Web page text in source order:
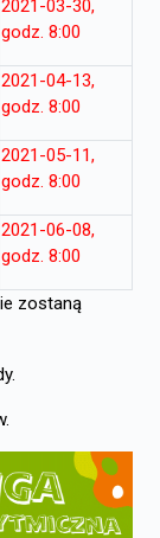
2021-03-30,
godz. 8:00
2021-04-13,
godz. 8:00
2021-05-11,
godz. 8:00
2021-06-08,
godz. 8:00
zostaną